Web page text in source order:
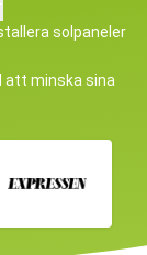
solpaneler
att minska sina